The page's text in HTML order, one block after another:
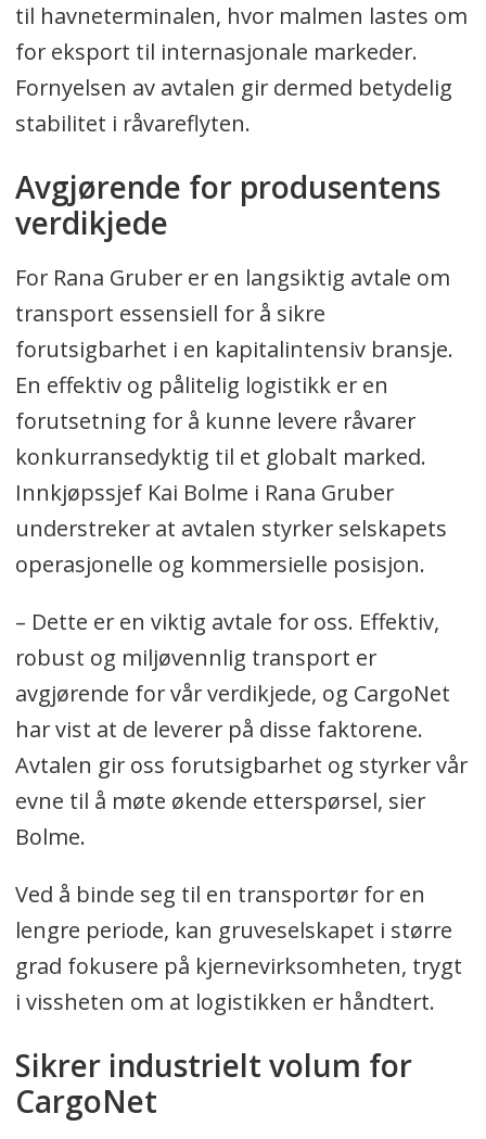
til havneterminalen, hvor malmen lastes om
for eksport til internasjonale markeder.
Fornyelsen av avtalen gir dermed betydelig
stabilitet i råvareflyten.
Avgjørende for produsentens
verdikjede
For Rana Gruber er en langsiktig avtale om
transport essensiell for å sikre
forutsigbarhet i en kapitalintensiv bransje.
En effektiv og pålitelig logistikk er en
forutsetning for å kunne levere råvarer
konkurransedyktig til et globalt marked.
Innkjøpssjef Kai Bolme i Rana Gruber
understreker at avtalen styrker selskapets
operasjonelle og kommersielle posisjon.
– Dette er en viktig avtale for oss. Effektiv,
robust og miljøvennlig transport er
avgjørende for vår verdikjede, og CargoNet
har vist at de leverer på disse faktorene.
Avtalen gir oss forutsigbarhet og styrker vår
evne til å møte økende etterspørsel, sier
Bolme.
Ved å binde seg til en transportør for en
lengre periode, kan gruveselskapet i større
grad fokusere på kjernevirksomheten, trygt
i vissheten om at logistikken er håndtert.
Sikrer industrielt volum for
CargoNet